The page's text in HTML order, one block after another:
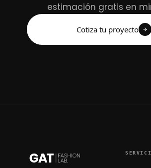
estimación gratis en
Cotiza tu proyecto